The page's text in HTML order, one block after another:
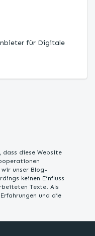
für Digitale
diese Website
unser Blog-
keinen Einfluss
Texte. Als
und die